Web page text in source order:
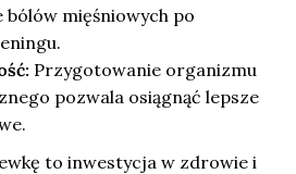
bólów mięśniowych po
Przygotowanie organizmu
pozwala osiągnąć lepsze
to inwestycja w zdrowie i